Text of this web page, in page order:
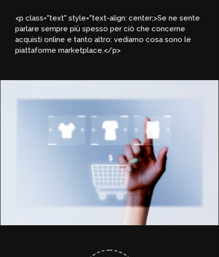
<p class="text" style="text-align: center;>Se ne sente
parlare sempre più spesso per ciò che concerne
acquisti online e tanto altro: vediamo cosa sono le
piattaforme marketplace.</p>